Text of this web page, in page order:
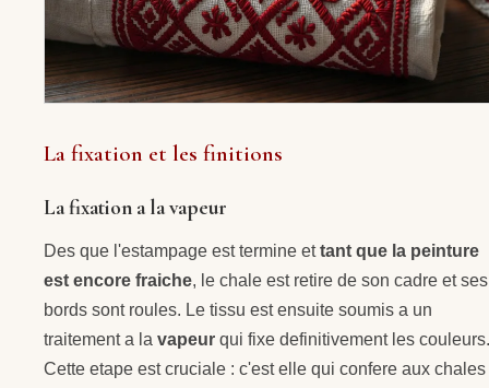
La fixation et les finitions
La fixation a la vapeur
Des que l'estampage est termine ettant que la peinture
est encore fraiche, le chale est retire de son cadre et ses
bords sont roules. Le tissu est ensuite soumis a un
traitement a la vapeur qui fixe definitivement les couleurs.
Cette etape est cruciale : c'est elle qui confere aux chales